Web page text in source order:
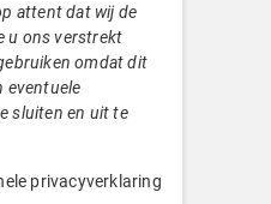
attent dat wij de
u ons verstrekt
omdat dit
eventuele
sluiten en uit te
privacyverklaring